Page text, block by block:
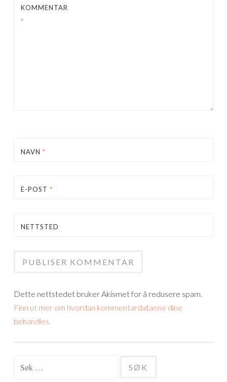
KOMMENTAR
*
NAVN *
E-POST *
NETTSTED
Dette nettstedet bruker Akismet for å redusere spam.
Finn ut mer om hvordan kommentardataene dine
behandles.